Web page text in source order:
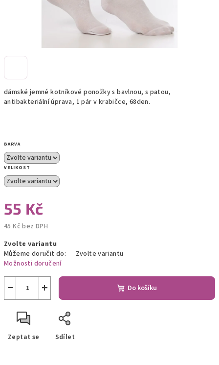
dámské jemné kotníkové ponožky s bavlnou, s patou,
antibakteriální úprava, 1 pár v krabičce, 68den.
BARVA
VELIKOST
55 Kč
45 Kč bez DPH
cena:
Zvolte variantu
Můžeme doručit do:
Zvolte variantu
Možnosti doručení
+
− Do košíku
Zeptat se Sdílet